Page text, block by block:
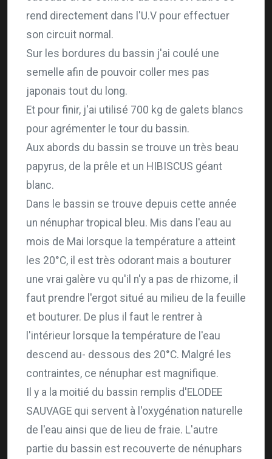
rend directement dans l'U.V pour effectuer
son circuit normal.
Sur les bordures du bassin j'ai coulé une
semelle afin de pouvoir coller mes pas
japonais tout du long.
Et pour finir, j'ai utilisé 700 kg de galets blancs
pour agrémenter le tour du bassin.
Aux abords du bassin se trouve un très beau
papyrus, de la prêle et un HIBISCUS géant
blanc.
Dans le bassin se trouve depuis cette année
un nénuphar tropical bleu. Mis dans l'eau au
mois de Mai lorsque la température a atteint
les 20°C, il est très odorant mais a bouturer
une vrai galère vu qu'il n'y a pas de rhizome, il
faut prendre l'ergot situé au milieu de la feuille
et bouturer. De plus il faut le rentrer à
l'intérieur lorsque la température de l'eau
descend au- dessous des 20°C. Malgré les
contraintes, ce nénuphar est magnifique.
Il y a la moitié du bassin remplis d'ELODEE
SAUVAGE qui servent à l'oxygénation naturelle
de l'eau ainsi que de lieu de fraie. L'autre
partie du bassin est recouverte de nénuphars